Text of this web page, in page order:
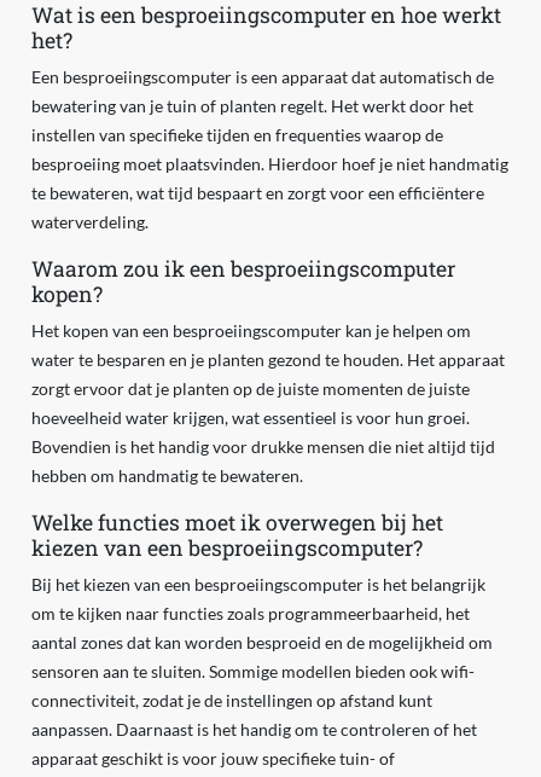
Wat is een besproeiingscomputer en hoe werkt
het?
Een besproeiingscomputer is een apparaat dat automatisch de
bewatering van je tuin of planten regelt. Het werkt door het
instellen van specifieke tijden en frequenties waarop de
besproeiing moet plaatsvinden. Hierdoor hoef je niet handmatig
te bewateren, wat tijd bespaart en zorgt voor een efficiëntere
waterverdeling.
Waarom zou ik een besproeiingscomputer
kopen?
Het kopen van een besproeiingscomputer kan je helpen om
water te besparen en je planten gezond te houden. Het apparaat
zorgt ervoor dat je planten op de juiste momenten de juiste
hoeveelheid water krijgen, wat essentieel is voor hun groei.
Bovendien is het handig voor drukke mensen die niet altijd tijd
hebben om handmatig te bewateren.
Welke functies moet ik overwegen bij het
kiezen van een besproeiingscomputer?
Bij het kiezen van een besproeiingscomputer is het belangrijk
om te kijken naar functies zoals programmeerbaarheid, het
aantal zones dat kan worden besproeid en de mogelijkheid om
sensoren aan te sluiten. Sommige modellen bieden ook wifi-
connectiviteit, zodat je de instellingen op afstand kunt
aanpassen. Daarnaast is het handig om te controleren of het
apparaat geschikt is voor jouw specifieke tuin- of